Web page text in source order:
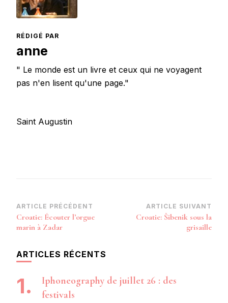
RÉDIGÉ PAR
anne
" Le monde est un livre et ceux qui ne voyagent
pas n'en lisent qu'une page."
Saint Augustin
Navigation
d’article
ARTICLE PRÉCÉDENT
Croatie: Écouter l’orgue
marin à Zadar
ARTICLE SUIVANT
Croatie: Šibenik sous la
grisaille
ARTICLES RÉCENTS
Iphoneography de juillet 26 : des
festivals